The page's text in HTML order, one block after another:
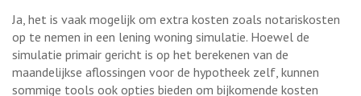
Ja, het is vaak mogelijk om extra kosten zoals notariskosten
op te nemen in een lening woning simulatie. Hoewel de
simulatie primair gericht is op het berekenen van de
maandelijkse aflossingen voor de hypotheek zelf, kunnen
sommige tools ook opties bieden om bijkomende kosten